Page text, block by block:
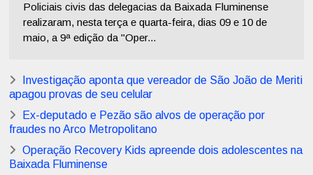
Policiais civis das delegacias da Baixada Fluminense
realizaram, nesta terça e quarta-feira, dias 09 e 10 de
maio, a 9ª edição da "Oper...
Investigação aponta que vereador de São João de Meriti
apagou provas de seu celular
Ex-deputado e Pezão são alvos de operação por
fraudes no Arco Metropolitano
Operação Recovery Kids apreende dois adolescentes na
Baixada Fluminense